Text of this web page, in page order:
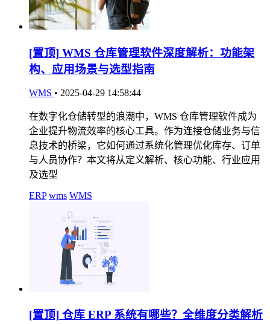
[置顶] WMS 仓库管理软件深度解析：功能架
构、应用场景与选型指南
WMS • 2025-04-29 14:58:44
在数字化仓储转型的浪潮中，WMS 仓库管理软件成为
企业提升物流效率的核心工具。作为连接仓储业务与信
息技术的桥梁，它如何通过系统化管理优化库存、订单
与人员协作？本文将从定义解析、核心功能、行业应用
及选型
ERP wms WMS
[置顶] 仓库 ERP 系统有哪些？全维度分类解析